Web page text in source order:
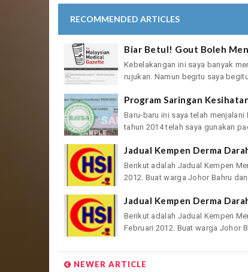
RECOMMENDED ARTICLES
Biar Betul! Gout Boleh
Kebelakangan ini saya banyak
rujukan. Namun begitu saya begitu
Program Saringan
Baru-baru ini saya telah menjalani
tahun 2014 telah saya gunakan
Jadual Kempen Derma
Berikut adalah Jadual Kempen
2012. Buat warga Johor Bahru dan
Jadual Kempen Derma
Berikut adalah Jadual Kempen
Februari 2012. Buat warga Johor
NEWER ARTICLE